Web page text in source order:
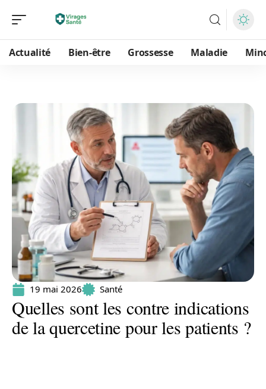
Actualité Bien-être Grossesse Maladie
19 mai 2026 Santé
Quelles sont les contre indications
de la quercetine pour les patients ?